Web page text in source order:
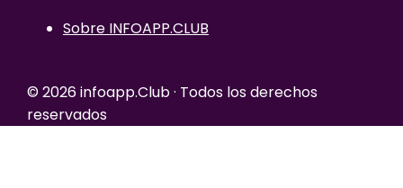
Sobre INFOAPP.CLUB
© 2026 infoapp.Club · Todos los derechos
reservados